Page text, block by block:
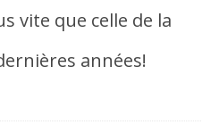
vite que celle de la
années!